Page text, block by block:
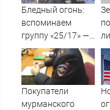
Бледный огонь:
вспоминаем
группу «25/17» —
великую и (часто)
ужасную
Покупатели
мурманского